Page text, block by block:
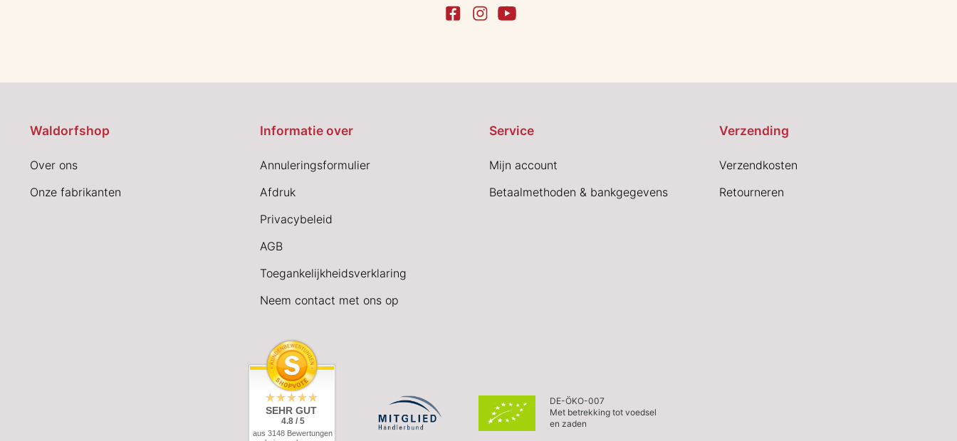
Waldorfshop
Over ons
Onze fabrikanten
Informatie over
Annuleringsformulier
Afdruk
Privacybeleid
AGB
Toegankelijkheidsverklaring
Neem contact met ons op
Service
Mijn account
Betaalmethoden & bankgegevens
Verzending
Verzendkosten
Retourneren
SEHR GUT
4.8 / 5
aus 3148 Bewertungen
DE-ÖKO-007
Met betrekking tot voedsel
en zaden